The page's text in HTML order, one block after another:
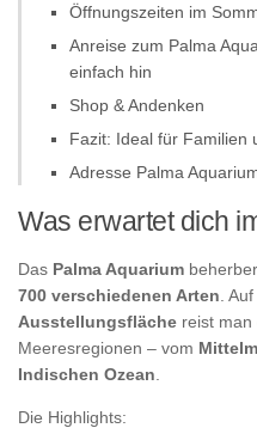
Öffnungszeiten im
Anreise zum Palma
einfach hin
Shop & Andenken
Fazit: Ideal für Familien
Adresse Palma
Was erwartet dich
Das Palma Aquarium
700 verschiedenen Arten .
Ausstellungsfläche reist man
Meeresregionen – vom
Indischen Ozean
Die Highlights: